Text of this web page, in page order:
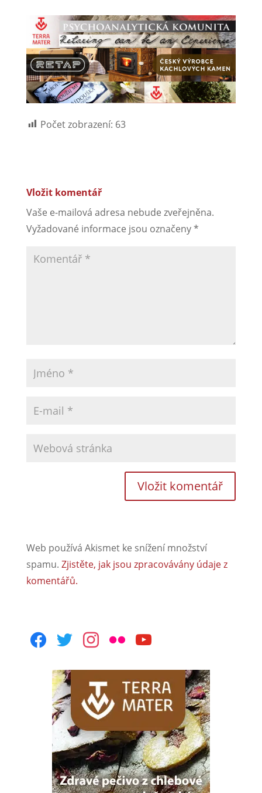
Počet zobrazení: 63
Vložit komentář
Vaše e-mailová adresa nebude zveřejněna.
Vyžadované informace jsou označeny*
Web používá Akismet ke snížení množství
spamu. Zjistěte, jak jsou zpracovávány údaje z
komentářů.
facebooktwitterinstagram
flickr youtube